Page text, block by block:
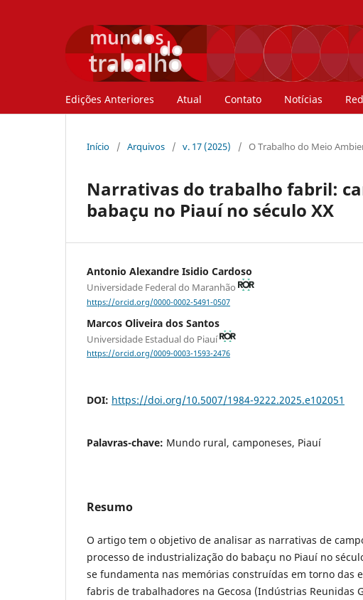
Edições Anteriores Atual Contato Notícias
Início / Arquivos / v. 17 (2025) / O Trabalho do Meio
Narrativas do trabalho fabril:
babaçu no Piauí no século XX
Antonio Alexandre Isidio Cardoso
Universidade Federal do Maranhão
https://orcid.org/0000-0002-5491-0507
Marcos Oliveira dos Santos
Universidade Estadual do Piauí
https://orcid.org/0009-0003-1593-2476
DOI: https://doi.org/10.5007/1984-9222.2025.e102051
Palavras-chave: Mundo rural, camponeses, Piauí
Resumo
O artigo tem o objetivo de analisar as narrativas de
processo de industrialização do babaçu no Piauí no
se fundamenta nas memórias construídas em torno das
fabris de trabalhadores na Gecosa (Indústrias Reunidas